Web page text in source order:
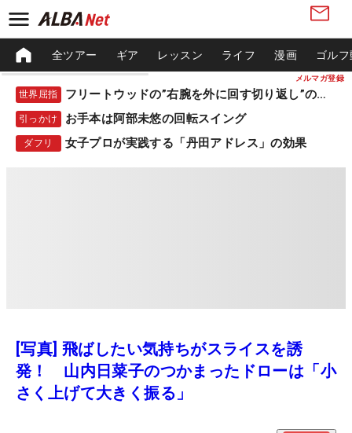
メルマガ登録
全ツアー ギア レッスン ライフ 漫画 ゴル
世界屈指 フリートウッドの”右腕を外に回す切り返し”の秘密
引っかけ お手本は阿部未悠の回転スイング
ダフリ 女子プロが実践する「丹田アドレス」の効果
[写真] 飛ばしたい気持ちがスライスを誘
発！ 山内日菜子のつかまったドローは「小
さく上げて大きく振る」